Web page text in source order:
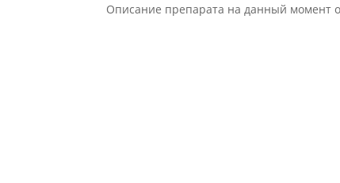
Описание препарата на данный момент